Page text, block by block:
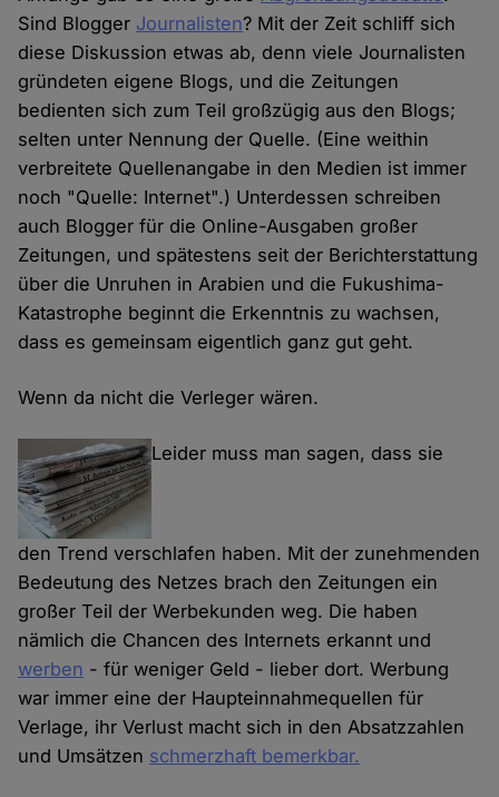
Sind Blogger Journalisten? Mit der Zeit schliff sich
diese Diskussion etwas ab, denn viele Journalisten
gründeten eigene Blogs, und die Zeitungen
bedienten sich zum Teil großzügig aus den Blogs;
selten unter Nennung der Quelle. (Eine weithin
verbreitete Quellenangabe in den Medien ist immer
noch "Quelle: Internet".) Unterdessen schreiben
auch Blogger für die Online-Ausgaben großer
Zeitungen, und spätestens seit der Berichterstattung
über die Unruhen in Arabien und die Fukushima-
Katastrophe beginnt die Erkenntnis zu wachsen,
dass es gemeinsam eigentlich ganz gut geht.
Wenn da nicht die Verleger wären.
Leider muss man sagen, dass sie
den Trend verschlafen haben. Mit der zunehmenden
Bedeutung des Netzes brach den Zeitungen ein
großer Teil der Werbekunden weg. Die haben
nämlich die Chancen des Internets erkannt und
werben - für weniger Geld - lieber dort. Werbung
war immer eine der Haupteinnahmequellen für
Verlage, ihr Verlust macht sich in den Absatzzahlen
und Umsätzen schmerzhaft bemerkbar.